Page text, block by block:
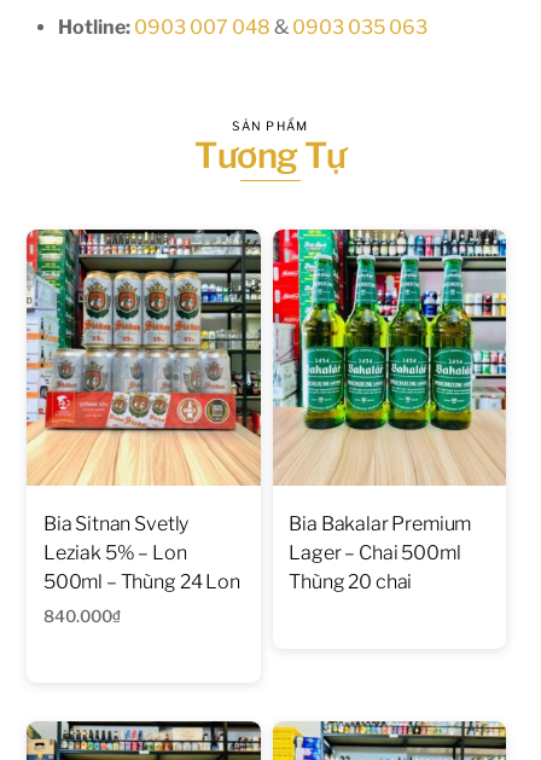
Hotline: 0903 007 048 & 0903 035 063
SẢN PHẨM
Tương Tự
Bia Sitnan Svetly
Leziak 5% – Lon
500ml – Thùng 24 Lon
840.000₫
Bia Bakalar Premium
Lager – Chai 500ml
Thùng 20 chai